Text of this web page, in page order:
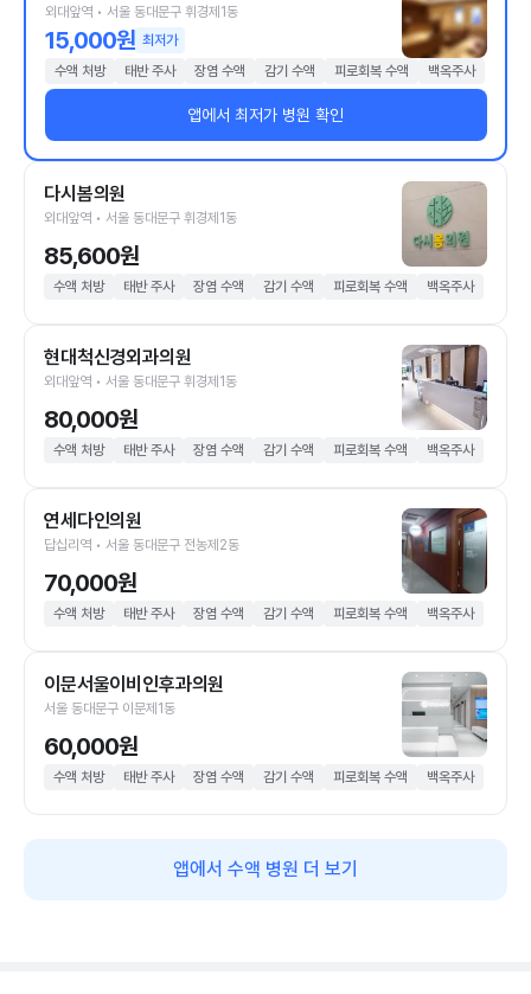
외대앞역 • 서울 동대문구 휘경제1동
15,000원 최저가
수액 처방
태반 주사 장염 수액 감기 수액 피로회복 수액 백옥주사
앱에서 최저가 병원 확인
다시봄의원
외대앞역 • 서울 동대문구 휘경제1동
85,600원
수액 처방 태반 주사 장염 수액 감기 수액 피로회복 수액 백옥주사
현대척신경외과의원
외대앞역 • 서울 동대문구 휘경제1동
80,000원
수액 처방 태반 주사 장염 수액 감기 수액 피로회복 수액 백옥주사
연세다인의원
답십리역 • 서울 동대문구 전농제2동
70,000원
수액 처방 태반 주사 장염 수액 감기 수액 피로회복 수액 백옥주사
이문서울이비인후과의원
서울 동대문구 이문제1동
60,000원
수액 처방 태반 주사 장염 수액 감기 수액 피로회복 수액 백옥주사
앱에서 수액 병원 더 보기